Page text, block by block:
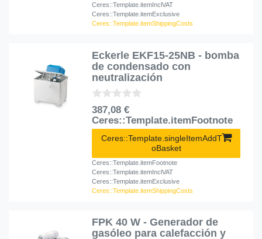
Ceres::Template.itemInclVAT
Ceres::Template.itemExclusive
Ceres::Template.itemShippingCosts
Eckerle EKF15-25NB - bomba
de condensado con
neutralización
387,08 €
Ceres::Template.itemFootnote
Ceres::Template.singleItemAddT
oBasket
Ceres::Template.itemFootnote
Ceres::Template.itemInclVAT
Ceres::Template.itemExclusive
Ceres::Template.itemShippingCosts
FPK 40 W - Generador de
gasóleo para calefacción y